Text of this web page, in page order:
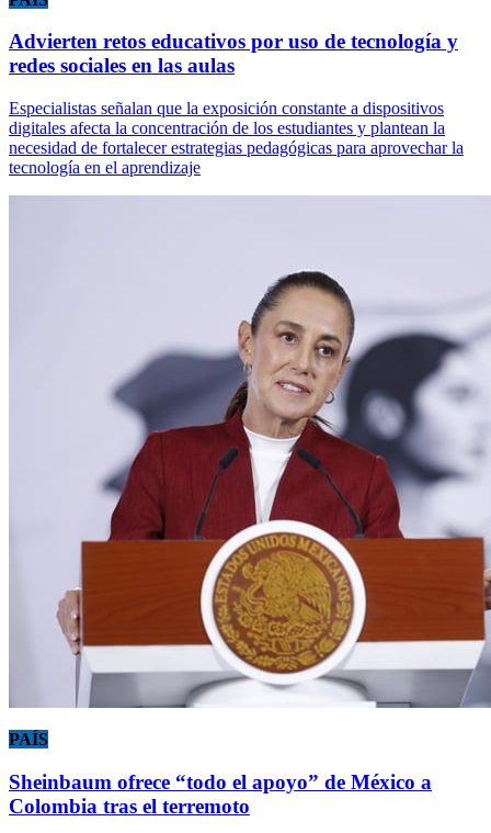
Advierten retos educativos por uso de tecnología y
redes sociales en las aulas
Especialistas señalan que la exposición constante a dispositivos
digitales afecta la concentración de los estudiantes y plantean la
necesidad de fortalecer estrategias pedagógicas para aprovechar la
tecnología en el aprendizaje
PAÍS
Sheinbaum ofrece “todo el apoyo” de México a
Colombia tras el terremoto